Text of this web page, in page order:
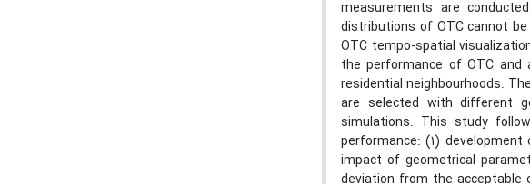
measurements are
distributions of OTC cannot
OTC tempo-spatial
the performance of OTC
residential neighbourhoods.
are selected with different
simulations. This study
performance: (1)
impact of geometrical
deviation from the